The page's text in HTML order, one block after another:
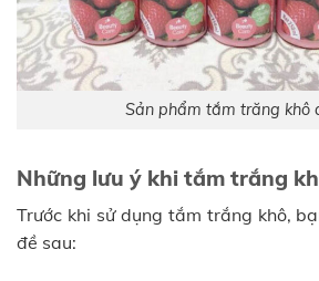
Sản phẩm tắm trăng khô
Những lưu ý khi tắm trắng
Trước khi sử dụng tắm trắng khô,
đề sau: